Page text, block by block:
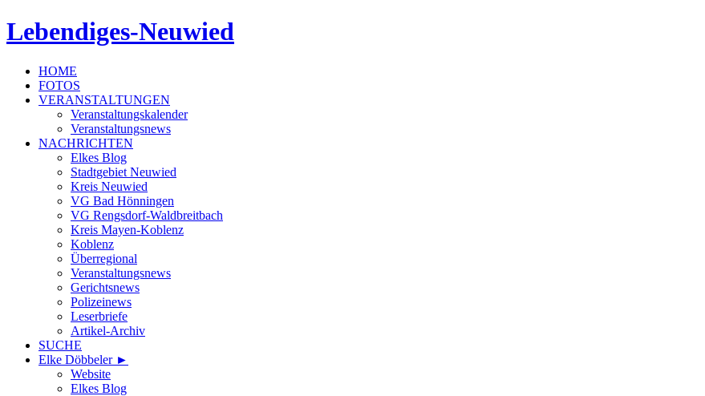
Lebendiges-Neuwied
HOME
FOTOS
VERANSTALTUNGEN
Veranstaltungskalender
Veranstaltungsnews
NACHRICHTEN
Elkes Blog
Stadtgebiet Neuwied
Kreis Neuwied
VG Bad Hönningen
VG Rengsdorf-Waldbreitbach
Kreis Mayen-Koblenz
Koblenz
Überregional
Veranstaltungsnews
Gerichtsnews
Polizeinews
Leserbriefe
Artikel-Archiv
SUCHE
Elke Döbbeler ►
Website
Elkes Blog